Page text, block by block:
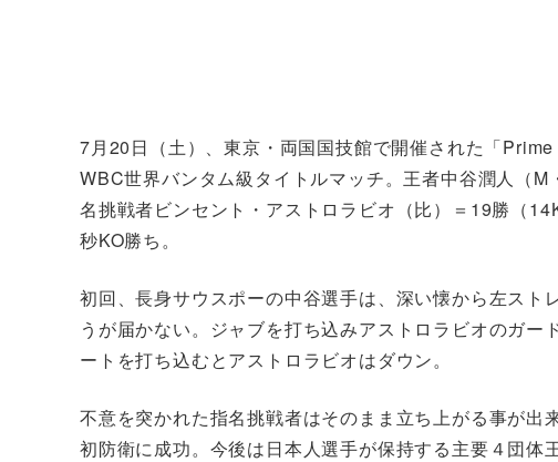
7月20日（土）、東京・両国国技館で開催された「
WBC世界バンタム級タイトルマッチ。王者中谷潤人（
名挑戦者ビンセント・アストロラビオ（比）＝19勝（
秒KO勝ち。
初回、長身サウスポーの中谷選手は、深い懐から左ス
うが届かない。ジャブを打ち込みアストロラビオのガ
ートを打ち込むとアストロラビオはダウン。
不意を突かれた指名挑戦者はそのまま立ち上がる事が
初防衛に成功。今後は日本人選手が保持する主要４団